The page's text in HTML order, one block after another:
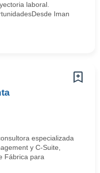
laboral.
Iman
especializada
y C-Suite,
Fábrica para